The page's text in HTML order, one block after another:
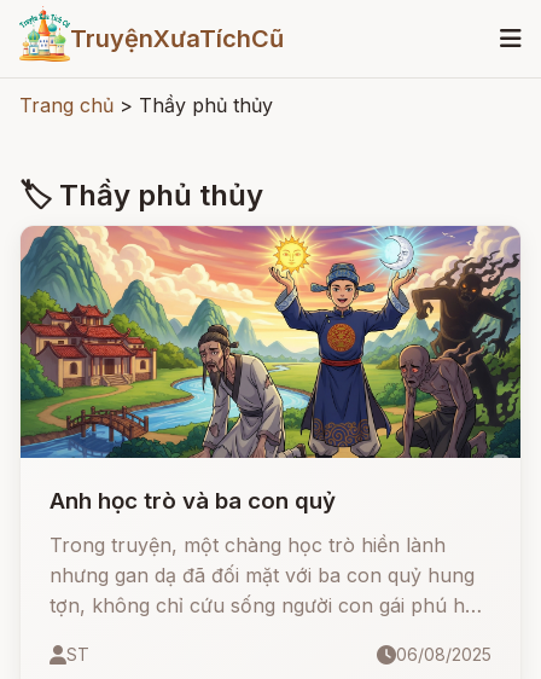
TruyệnXưaTíchCũ
Trang chủ > Thầy phủ thủy
🏷 Thầy phủ thủy
Anh học trò và ba con quỷ
Trong truyện, một chàng học trò hiền lành
nhưng gan dạ đã đối mặt với ba con quỷ hung
tợn, không chỉ cứu sống người con gái phú hộ
diệu.
ST 06/08/2025